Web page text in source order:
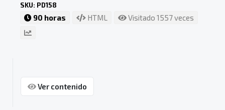
SKU: PD158
90 horas HTML Visitado 1557 veces
Ver contenido